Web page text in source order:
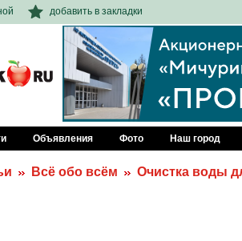
добавить в закладки
Объявления Фото Наш город
Всё обо всём Очистка воды